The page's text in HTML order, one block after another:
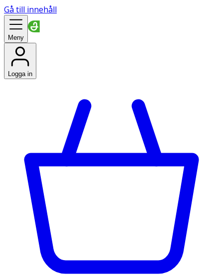
Gå till innehåll
Meny
Logga in